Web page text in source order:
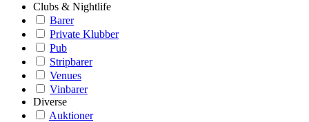
Clubs & Nightlife
Barer
Private Klubber
Pub
Stripbarer
Venues
Vinbarer
Diverse
Auktioner